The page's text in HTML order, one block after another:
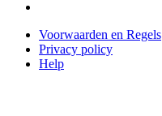
Voorwaarden en Regels
Privacy policy
Help